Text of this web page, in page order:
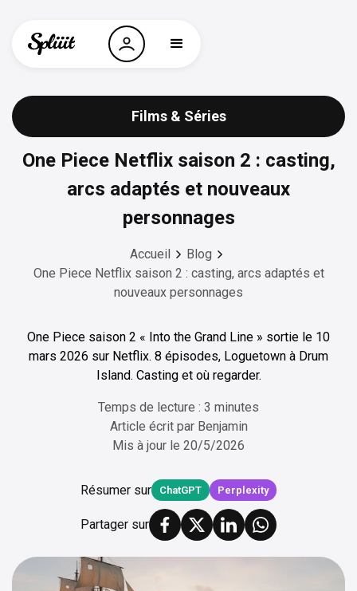
Films & Séries
One Piece Netflix saison 2 : casting,
arcs adaptés et nouveaux
personnages
Accueil
Blog
One Piece Netflix saison 2 : casting, arcs adaptés et
nouveaux personnages
One Piece saison 2 « Into the Grand Line » sortie le 10
mars 2026 sur Netflix. 8 épisodes, Loguetown à Drum
Island. Casting et où regarder.
Temps de lecture : 3 minutes
Article écrit par Benjamin
Mis à jour le 20/5/2026
Résumer sur ChatGPT Perplexity
Partager sur